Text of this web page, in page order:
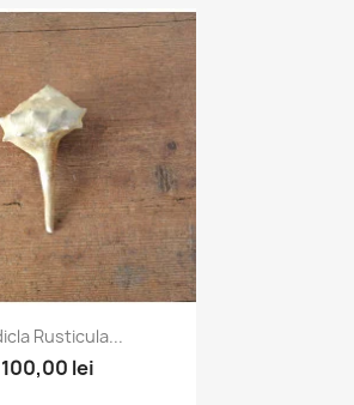
rapida
Rusticula...
100,00 lei